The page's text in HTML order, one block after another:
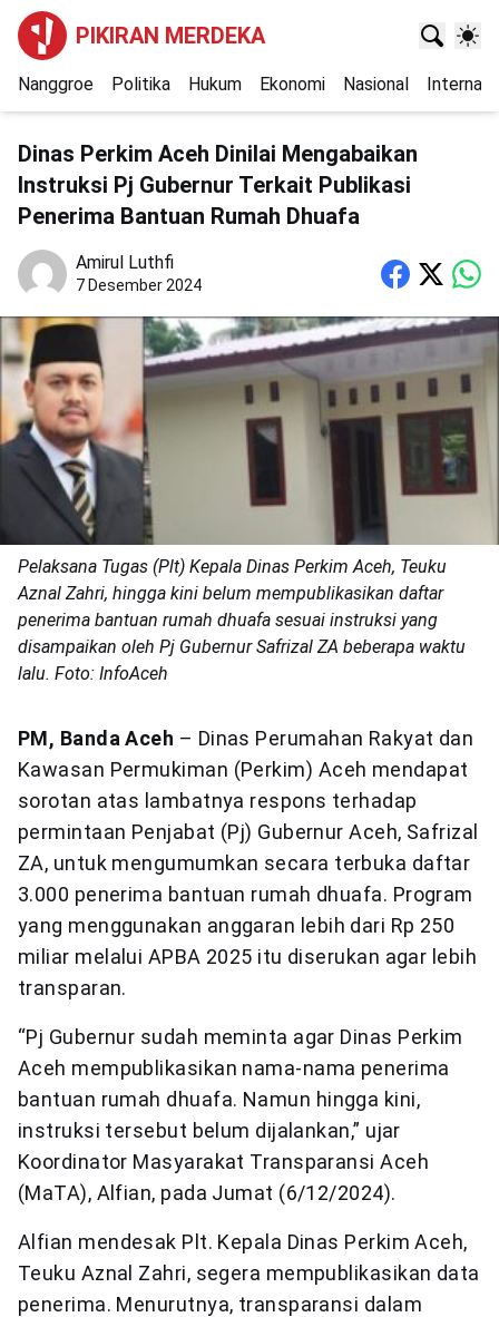
PIKIRAN MERDEKA
Nanggroe Politika Hukum Ekonomi Nasional
Dinas Perkim Aceh Dinilai Mengabaikan
Instruksi Pj Gubernur Terkait Publikasi
Penerima Bantuan Rumah Dhuafa
Amirul Luthfi
7 Desember 2024
Pelaksana Tugas (Plt) Kepala Dinas Perkim Aceh, Teuku
Aznal Zahri, hingga kini belum mempublikasikan daftar
penerima bantuan rumah dhuafa sesuai instruksi yang
disampaikan oleh Pj Gubernur Safrizal ZA beberapa waktu
lalu. Foto: InfoAceh
PM, Banda Aceh – Dinas Perumahan Rakyat dan
Kawasan Permukiman (Perkim) Aceh mendapat
sorotan atas lambatnya respons terhadap
permintaan Penjabat (Pj) Gubernur Aceh, Safrizal
ZA, untuk mengumumkan secara terbuka daftar
3.000 penerima bantuan rumah dhuafa. Program
yang menggunakan anggaran lebih dari Rp 250
miliar melalui APBA 2025 itu diserukan agar lebih
transparan.
“Pj Gubernur sudah meminta agar Dinas Perkim
Aceh mempublikasikan nama-nama penerima
bantuan rumah dhuafa. Namun hingga kini,
instruksi tersebut belum dijalankan,” ujar
Koordinator Masyarakat Transparansi Aceh
(MaTA), Alfian, pada Jumat (6/12/2024).
Alfian mendesak Plt. Kepala Dinas Perkim Aceh,
Teuku Aznal Zahri, segera mempublikasikan data
penerima. Menurutnya, transparansi dalam